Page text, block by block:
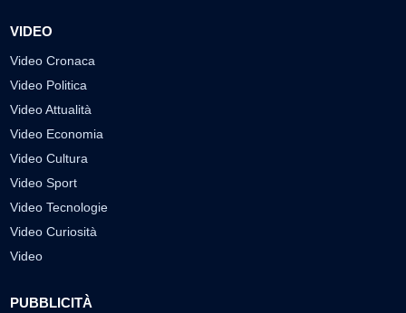
VIDEO
Video Cronaca
Video Politica
Video Attualità
Video Economia
Video Cultura
Video Sport
Video Tecnologie
Video Curiosità
Video
PUBBLICITÀ